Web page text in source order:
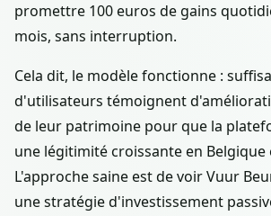
promettre 100 euros de gains
mois, sans interruption.
Cela dit, le modèle fonctionne :
d'utilisateurs témoignent
de leur patrimoine pour que la
une légitimité croissante en Belgique
L'approche saine est de voir Vuur
une stratégie d'investissement